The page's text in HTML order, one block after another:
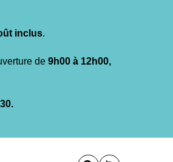
inclus.
de 9h00 à 12h00,